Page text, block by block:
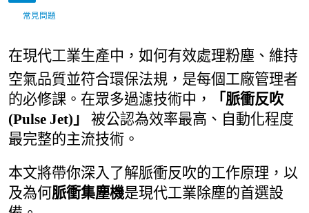
常見問題
在現代工業生產中，如何有效處理粉塵、維持
空氣品質並符合環保法規，是每個工廠管理者
的必修課。在眾多過濾技術中，
「脈衝反吹
(Pulse Jet)」
被公認為效率最高、自動化程度
最完整的主流技術。
本文將帶你深入了解脈衝反吹的工作原理，以
及為何脈衝集塵機是現代工業除塵的首選設